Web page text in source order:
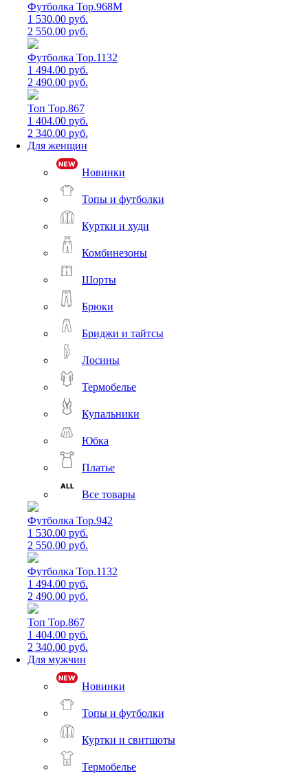
Футболка Top.968M
1 530.00 руб.
2 550.00 руб.
Футболка Top.1132
1 494.00 руб.
2 490.00 руб.
Топ Top.867
1 404.00 руб.
2 340.00 руб.
Для женщин
Новинки
Топы и футболки
Куртки и худи
Комбинезоны
Шорты
Брюки
Бриджи и тайтсы
Лосины
Термобелье
Купальники
Юбка
Платье
Все товары
Футболка Top.942
1 530.00 руб.
2 550.00 руб.
Футболка Top.1132
1 494.00 руб.
2 490.00 руб.
Топ Top.867
1 404.00 руб.
2 340.00 руб.
Для мужчин
Новинки
Топы и футболки
Куртки и свитшоты
Термобелье